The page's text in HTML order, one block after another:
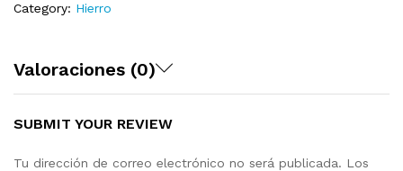
Category: Hierro
Valoraciones (0)
SUBMIT YOUR REVIEW
Tu dirección de correo electrónico no será publicada. Los